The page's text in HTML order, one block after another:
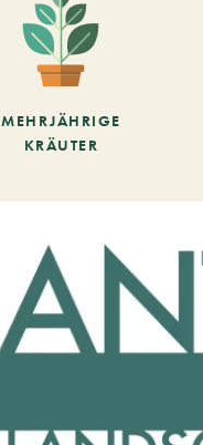
MEHRJÄHRIGE
KRÄUTER